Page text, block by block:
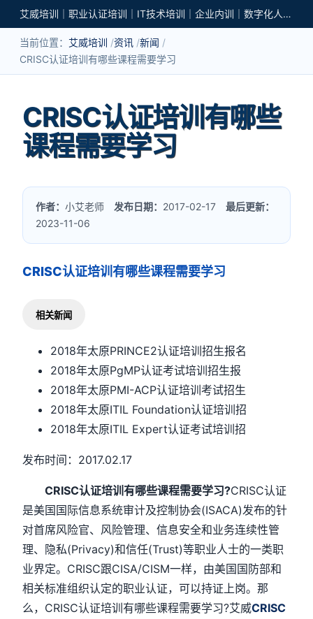
艾威培训｜职业认证培训｜IT技术培训｜企业内训｜数字化人才培养
当前位置： 艾威培训 资讯 新闻
CRISC认证培训有哪些课程需要学习
CRISC认证培训有哪些
课程需要学习
作者：小艾老师 发布日期： 2017-02-17最后更新：
2023-11-06
CRISC认证培训有哪些课程需要学习
相关新闻
2018年太原PRINCE2认证培训招生报名
2018年太原PgMP认证考试培训招生报
2018年太原PMI-ACP认证培训考试招生
2018年太原ITIL Foundation认证培训招
2018年太原ITIL Expert认证考试培训招
发布时间：2017.02.17
CRISC认证培训有哪些课程需要学习?CRISC认证
是美国国际信息系统审计及控制协会(ISACA)发布的针
对首席风险官、风险管理、信息安全和业务连续性管
理、隐私(Privacy)和信任(Trust)等职业人士的一类职
业界定。CRISC跟CISA/CISM一样，由美国国防部和
相关标准组织认定的职业认证，可以持证上岗。那
么，CRISC认证培训有哪些课程需要学习?艾威CRISC